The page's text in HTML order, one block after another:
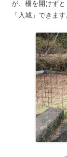
が、柵を開けず
「入城」できます